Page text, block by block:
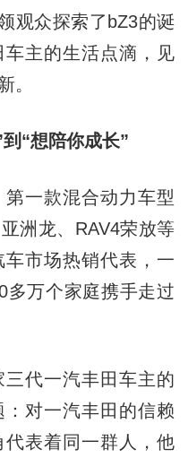
观众探索了bZ3的诞
主的生活点滴，见
。
“想陪你成长”
一款混合动力车型
洲龙、RAV4荣放等
市场热销代表，一
多万个家庭携手走过
代一汽丰田车主的
对一汽丰田的信赖
表着同一群人，他